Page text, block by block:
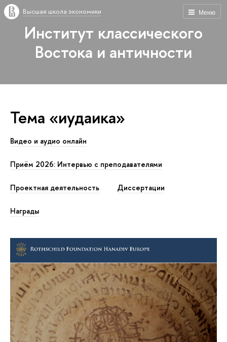
Меню
Высшая школа экономики
Институт классического
Востока и античности
Тема «иудаика»
Видео и аудио онлайн
Приём 2026: Интервью с преподавателями
Проектная деятельность Диссертации
Награды